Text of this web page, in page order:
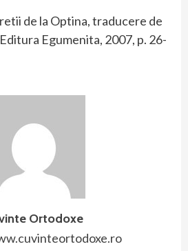
de la Optina, traducere de
Egumenita, 2007, p. 26-
Ortodoxe